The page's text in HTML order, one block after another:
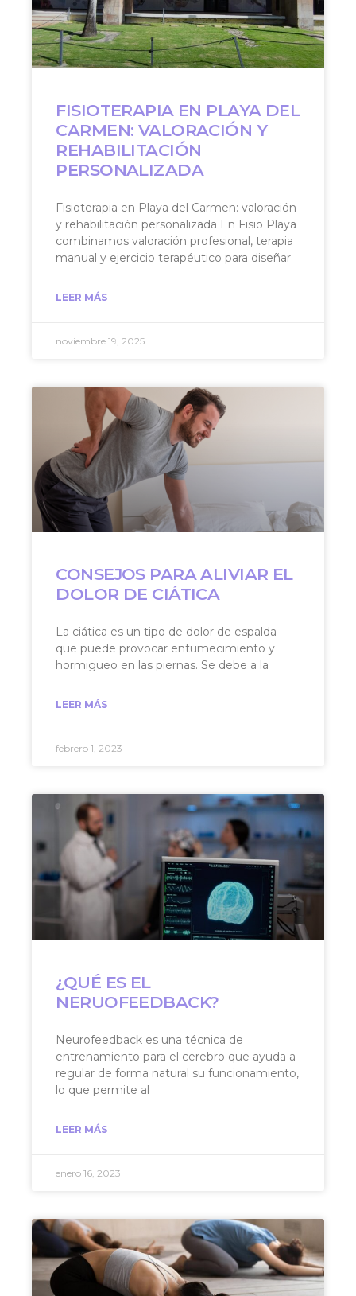
FISIOTERAPIA EN PLAYA DEL
CARMEN: VALORACIÓN Y
REHABILITACIÓN
PERSONALIZADA
Fisioterapia en Playa del Carmen: valoración
y rehabilitación personalizada En Fisio Playa
combinamos valoración profesional, terapia
manual y ejercicio terapéutico para diseñar
LEER MÁS
noviembre 19, 2025
CONSEJOS PARA ALIVIAR EL
DOLOR DE CIÁTICA
La ciática es un tipo de dolor de espalda
que puede provocar entumecimiento y
hormigueo en las piernas. Se debe a la
LEER MÁS
febrero 1, 2023
¿QUÉ ES EL
NERUOFEEDBACK?
Neurofeedback es una técnica de
entrenamiento para el cerebro que ayuda a
regular de forma natural su funcionamiento,
lo que permite al
LEER MÁS
enero 16, 2023